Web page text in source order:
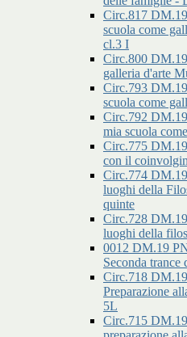
Circ.817
scuola come
cl.3 I
Circ.800
galleria d'arte
Circ.793
scuola come
Circ.792
mia scuola
Circ.775
con il
Circ.774
luoghi della
quinte
Circ.728
luoghi della
0012 DM.19
Seconda trance
Circ.718
Preparazione
5L
Circ.715